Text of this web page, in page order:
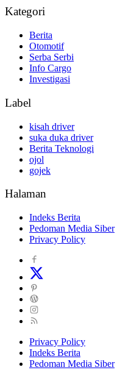
Kategori
Berita
Otomotif
Serba Serbi
Info Cargo
Investigasi
Label
kisah driver
suka duka driver
Berita Teknologi
ojol
gojek
Halaman
Indeks Berita
Pedoman Media Siber
Privacy Policy
Privacy Policy
Indeks Berita
Pedoman Media Siber